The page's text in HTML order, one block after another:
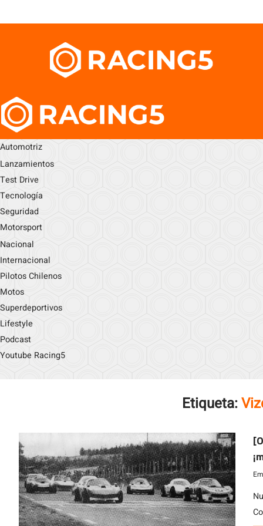
Automotriz
Lanzamientos
Test Drive
Tecnología
Seguridad
Motorsport
Nacional
Internacional
Pilotos Chilenos
Motos
Superdeportivos
Lifestyle
Podcast
Youtube Racing5
Etiqueta: